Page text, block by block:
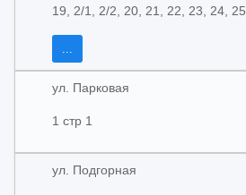
19, 2/1, 2/2, 20, 21, 22, 23, 24, 25,
...
ул. Парковая
1 стр 1
ул. Подгорная